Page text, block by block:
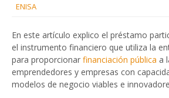
ENISA
En este artículo explico el préstamo
el instrumento financiero que utiliza la
para proporcionar financiación pública a
emprendedores y empresas con
modelos de negocio viables e